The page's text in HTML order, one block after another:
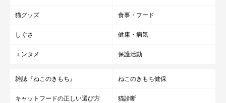
猫グッズ 食事・フード
しぐさ 健康・病気
エンタメ 保護活動
雑誌『ねこのきもち』 ねこのきもち健保
キャットフードの正しい選び方 猫診断